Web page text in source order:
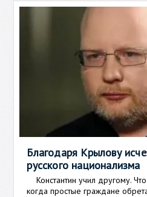
Благодаря Крылову
русского национализма
Константин учил другому. Что
когда простые граждане